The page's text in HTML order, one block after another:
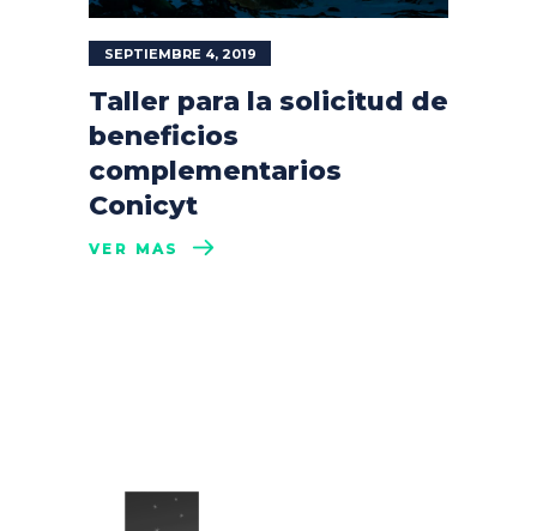
SEPTIEMBRE 4, 2019
Taller para la solicitud de
beneficios
complementarios
Conicyt
VER MÁS